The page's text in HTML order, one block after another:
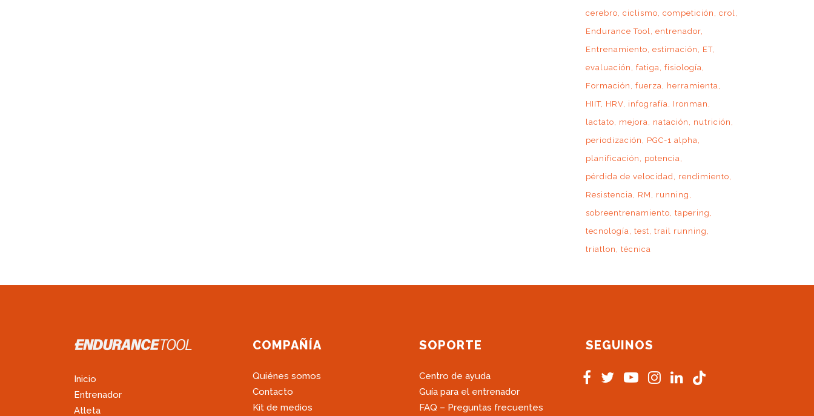
cerebro ciclismo competición
crol
Endurance Tool entrenador
Entrenamiento estimación
ET
evaluación
fatiga fisiología
Formación
fuerza
herramienta
HIIT HRV infografía
Ironman
lactato
mejora natación
nutrición
periodización
PGC-1 alpha
planificación
potencia
pérdida de velocidad
rendimiento
Resistencia
RM
running
sobreentrenamiento tapering
tecnología test trail running
triatlon
técnica
Inicio
Entrenador
Atleta
COMPAÑÍA
Quiénes somos
Contacto
Kit de medios
SOPORTE
Centro de ayuda
Guía para el entrenador
FAQ – Preguntas frecuentes
SEGUINOS